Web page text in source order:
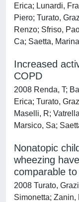
Erica; Lunardi,
Piero; Turato,
Renzo; Sfriso,
Ca; Saetta, Marina
Increased
COPD
2008 Renda, T;
Erica; Turato,
Maselli, R;
Marsico, Sa;
Nonatopic
wheezing
comparable
2008 Turato,
Simonetta; Zanin,